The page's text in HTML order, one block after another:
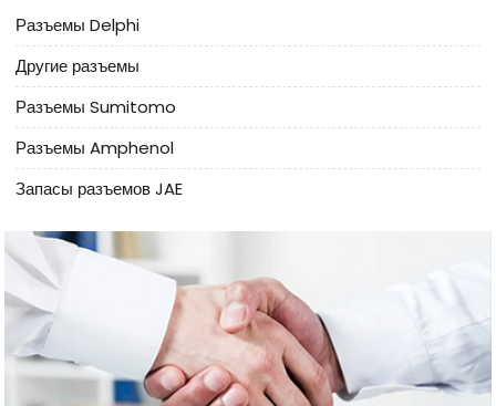
Разъемы Delphi
Другие разъемы
Разъемы Sumitomo
Разъемы Amphenol
Запасы разъемов JAE